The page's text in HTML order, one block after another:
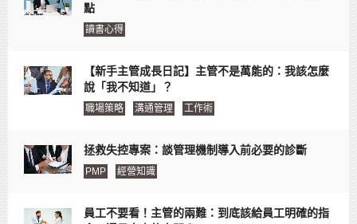
點
讀書心得
【新手主管成長日記】主管不是萬能的：我該怎麼
說「我不知道」？
職場策略 溝通管理 工作術
拯救失控專案：談管理機制導入前必要的診斷
PMP 經營知識
員工不要看！主管的兩難：到底該給員工明確的指